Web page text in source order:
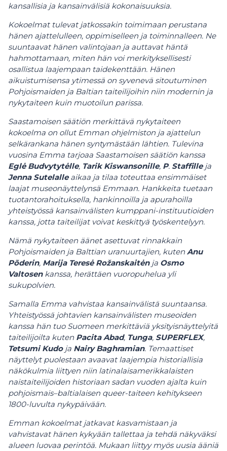
kansallisia ja kansainvälisiä kokonaisuuksia.
Kokoelmat tulevat jatkossakin toimimaan perustana
hänen ajattelulleen, oppimiselleen ja toiminnalleen. Ne
suuntaavat hänen valintojaan ja auttavat häntä
hahmottamaan, miten hän voi merkityksellisesti
osallistua laajempaan taidekenttään. Hänen
aikuistumisensa ytimessä on syvenevä sitoutuminen
Pohjoismaiden ja Baltian taiteilijoihin niin modernin ja
nykytaiteen kuin muotoilun parissa.
Saastamoisen säätiön merkittävä nykytaiteen
kokoelma on ollut Emman ohjelmiston ja ajattelun
selkärankana hänen syntymästään lähtien. Tulevina
vuosina Emma tarjoaa Saastamoisen säätiön kanssa
Eglė Budvytytėlle, Tarik Kiswansonille, P. Staffilleja
Jenna Sutelalleaikaa ja tilaa toteuttaa ensimmäiset
laajat museonäyttelynsä Emmaan. Hankkeita tuetaan
tuotantorahoituksella, hankinnoilla ja apurahoilla
yhteistyössä kansainvälisten kumppani-instituutioiden
kanssa, jotta taiteilijat voivat keskittyä työskentelyyn.
Nämä nykytaiteen äänet asettuvat rinnakkain
Pohjoismaiden ja Balttian uranuurtajien, kuten Anu
Põderin, Marija Teresė Rožanskaitėnja Osmo
Valtosenkanssa, herättäen vuoropuhelua yli
sukupolvien.
Samalla Emma vahvistaa kansainvälistä suuntaansa.
Yhteistyössä johtavien kansainvälisten museoiden
kanssa hän tuo Suomeen merkittäviä yksityisnäyttelyitä
taiteilijoilta kuten Pacita Abad, Tunga, SUPERFLEX,
Tetsumi Kudoja Nairy Baghramian. Temaattiset
näyttelyt puolestaan avaavat laajempia historiallisia
näkökulmia liittyen niin latinalaisamerikkalaisten
naistaiteilijoiden historiaan sadan vuoden ajalta kuin
pohjoismais–baltialaisen queer-taiteen kehitykseen
1800-luvulta nykypäivään.
Emman kokoelmat jatkavat kasvamistaan ja
vahvistavat hänen kykyään tallettaa ja tehdä näkyväksi
alueen luovaa perintöä. Mukaan liittyy myös uusia ääniä